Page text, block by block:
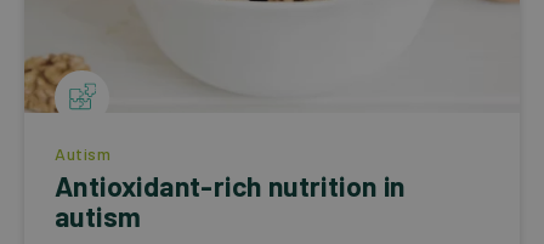
Autism
Antioxidant-rich nutrition in
autism